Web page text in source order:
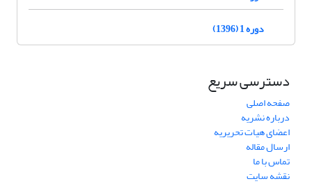
دوره 1 (1396)
دسترسی سریع
صفحه اصلی
درباره نشریه
اعضای هیات تحریریه
ارسال مقاله
تماس با ما
نقشه سایت